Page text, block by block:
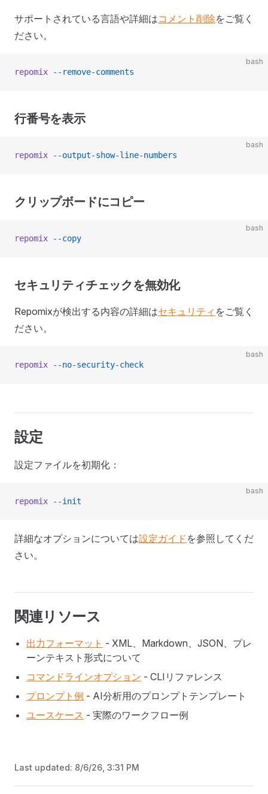
サポートされている言語や詳細はコメント削除をご覧く
ださい。
bash
repomix --remove-comments
行番号を表示
bash
repomix --output-show-line-numbers
クリップボードにコピー
bash
repomix --copy
セキュリティチェックを無効化
Repomixが検出する内容の詳細はセキュリティ をご覧く
ださい。
bash
repomix --no-security-check
設定
設定ファイルを初期化：
bash
repomix --init
詳細なオプションについては設定ガイド を参照してくだ
さい。
関連リソース
出力フォーマット - XML、Markdown、JSON、プレ
ーンテキスト形式について
コマンドラインオプション - CLIリファレンス
プロンプト例 - AI分析用のプロンプトテンプレート
ユースケース - 実際のワークフロー例
Last updated: 8/6/26, 3:31 PM